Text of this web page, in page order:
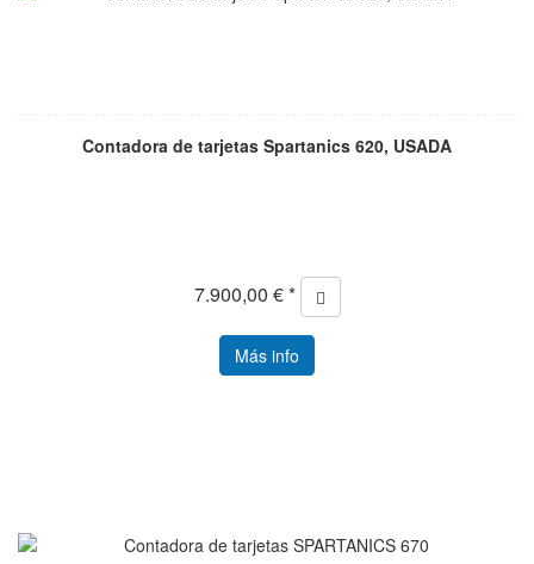
Contadora de tarjetas Spartanics 620, USADA
7.900,00 € *
Más info